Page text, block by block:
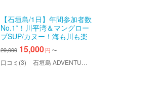
【石垣島/1日】年間参加者数
No.1*！川平湾＆マングロー
ブSUP/カヌー！海も川も楽
しもう！送迎＆写真データ
無料！
29,000 15,000円 〜
口コミ(3) 石垣島 ADVENTURE PiPi（イシガキジマアドベンチャーピピ）